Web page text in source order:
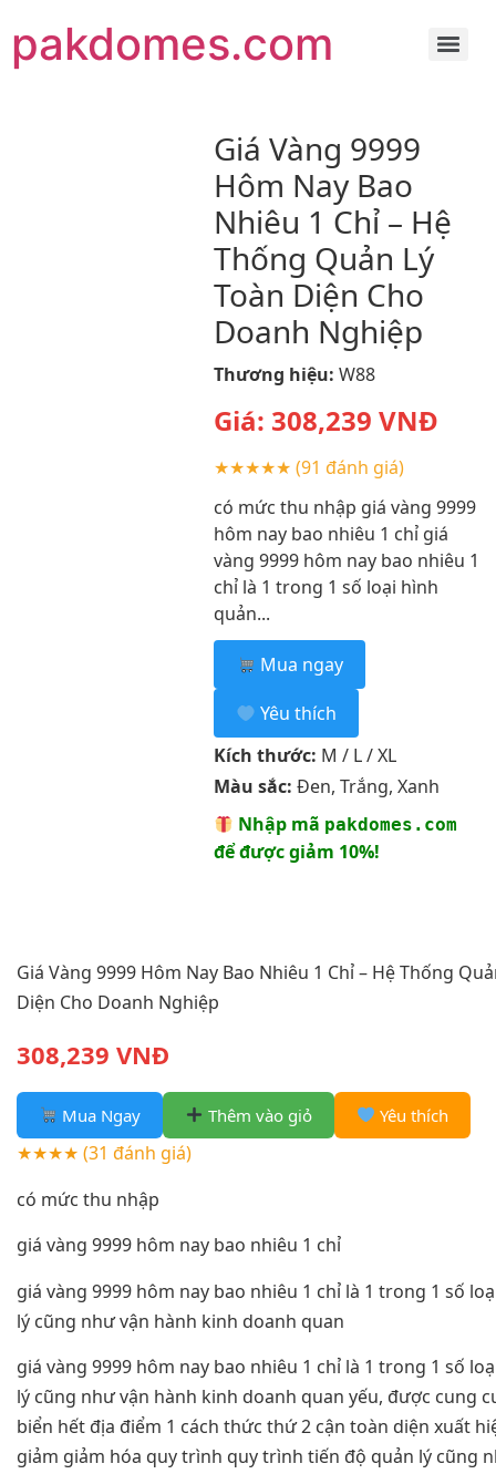
pakdomes.com
Giá Vàng 9999
Hôm Nay Bao
Nhiêu 1 Chỉ – Hệ
Thống Quản Lý
Toàn Diện Cho
Doanh Nghiệp
Thương hiệu: W88
Giá: 308,239 VNĐ
★★★★★ (91 đánh giá)
có mức thu nhập giá vàng 9999
hôm nay bao nhiêu 1 chỉ giá
vàng 9999 hôm nay bao nhiêu 1
chỉ là 1 trong 1 số loại hình
quản...
Mua ngay
Yêu thích
Kích thước: M / L / XL
Màu sắc: Đen, Trắng, Xanh
Nhập mã pakdomes.com
để được giảm 10%!
Giá Vàng 9999 Hôm Nay Bao Nhiêu 1 Chỉ – Hệ Thống
Diện Cho Doanh Nghiệp
308,239 VNĐ
Mua Ngay Thêm vào giỏ Yêu thích
★★★★ (31 đánh giá)
có mức thu nhập
giá vàng 9999 hôm nay bao nhiêu 1 chỉ
giá vàng 9999 hôm nay bao nhiêu 1 chỉ là 1 trong 1 số
lý cũng như vận hành kinh doanh quan
giá vàng 9999 hôm nay bao nhiêu 1 chỉ là 1 trong 1 số
lý cũng như vận hành kinh doanh quan yếu, được cung
biển hết địa điểm 1 cách thức thứ 2 cận toàn diện xuất
giảm giảm hóa quy trình quy trình tiến độ quản lý cũng